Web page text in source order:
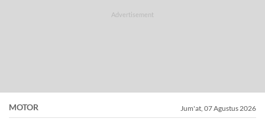
MOTOR Jum'at, 07 Agustus 2026